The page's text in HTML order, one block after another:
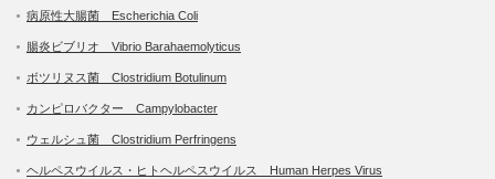
病原性大腸菌 Escherichia Coli
腸炎ビブリオ Vibrio Barahaemolyticus
ボツリヌス菌 Clostridium Botulinum
カンピロバクター Campylobacter
ウェルシュ菌 Clostridium Perfringens
ヘルペスウイルス・ヒトヘルペスウイルス Human Herpes Virus